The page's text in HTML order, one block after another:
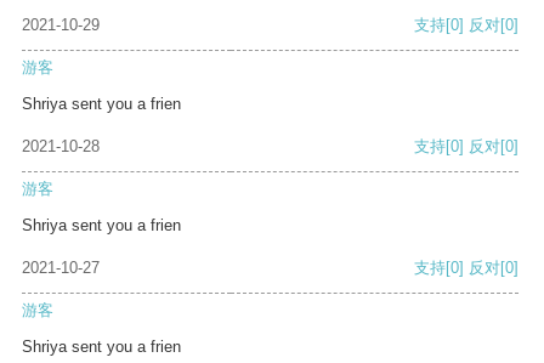
2021-10-29 支持[0] 反对[0]
游客
Shriya sent you a frien
2021-10-28 支持[0] 反对[0]
游客
Shriya sent you a frien
2021-10-27 支持[0] 反对[0]
游客
Shriya sent you a frien